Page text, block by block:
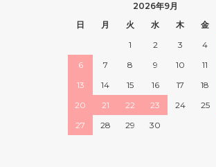
2026年9月
日
月 火 水 木 金
1
2 3 4
6
7 8 9 10 11
13
14 15 16 17 18
20
21 22 23 24 25
27
28 29 30